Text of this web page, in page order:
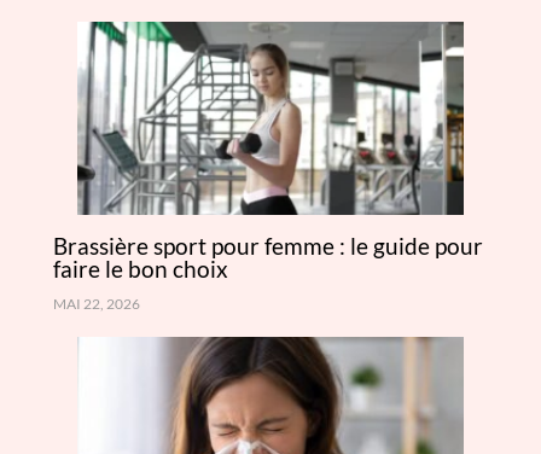
Brassière sport pour femme : le guide pour
faire le bon choix
MAI 22, 2026